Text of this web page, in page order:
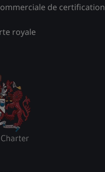
de certification
royale